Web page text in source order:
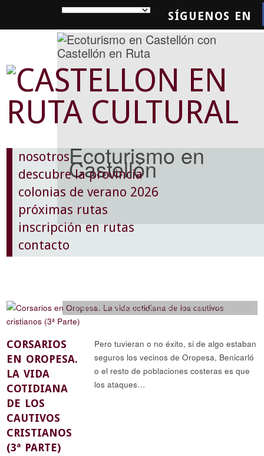
SÍGUENOS EN
Ecoturismo en
Castellón
nosotros
descubre la provincia
colonias de verano 2026
próximas rutas
inscripción en rutas
contacto
CORSARIOS
EN OROPESA.
LA VIDA
COTIDIANA
DE LOS
CAUTIVOS
CRISTIANOS
(3ª PARTE)
Historia y arqueología,Leyendas y religión,Reportajes
Pero tuvieran o no éxito, si de algo estaban
seguros los vecinos de Oropesa, Benicarló
o el resto de poblaciones costeras es que
los ataques…